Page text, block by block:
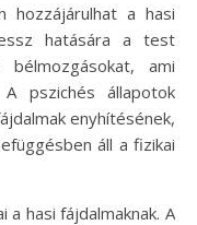
hozzájárulhat a hasi
hatására a test
ami
pszichés állapotok
enyhítésének,
áll a fizikai
hasi fájdalmaknak. A